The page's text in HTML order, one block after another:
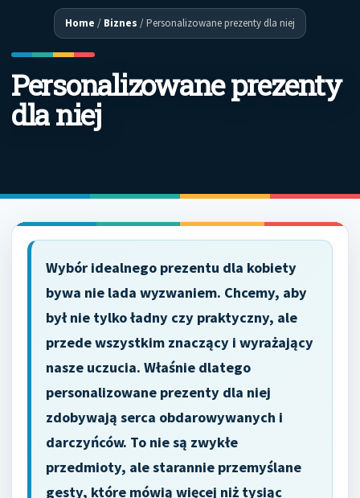
Home / Biznes /Personalizowane prezenty dla niej
Personalizowane prezenty
dla niej
Wybór idealnego prezentu dla kobiety
bywa nie lada wyzwaniem. Chcemy, aby
był nie tylko ładny czy praktyczny, ale
przede wszystkim znaczący i wyrażający
nasze uczucia. Właśnie dlatego
personalizowane prezenty dla niej
zdobywają serca obdarowywanych i
darczyńców. To nie są zwykłe
przedmioty, ale starannie przemyślane
gesty, które mówią więcej niż tysiąc